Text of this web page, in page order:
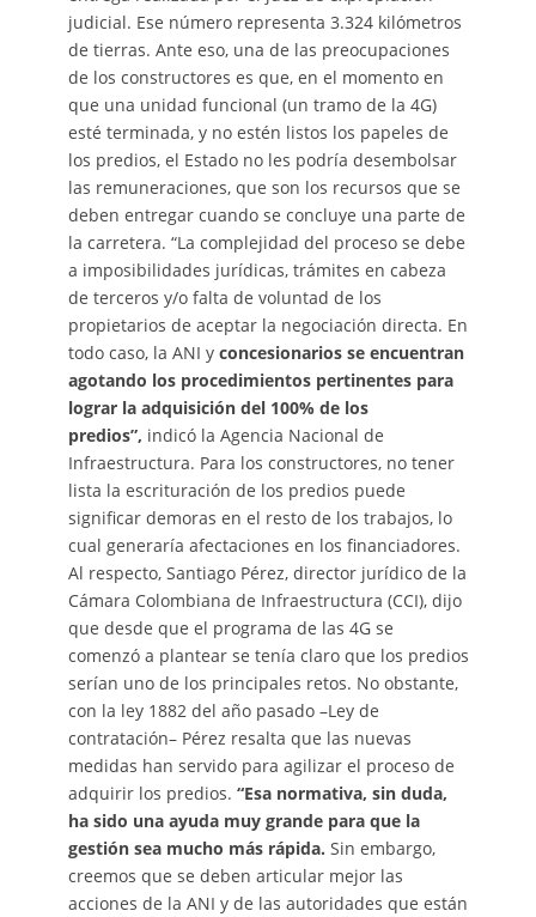
judicial. Ese número representa 3.324 kilómetros
de tierras. Ante eso, una de las preocupaciones
de los constructores es que, en el momento en
que una unidad funcional (un tramo de la 4G)
esté terminada, y no estén listos los papeles de
los predios, el Estado no les podría desembolsar
las remuneraciones, que son los recursos que se
deben entregar cuando se concluye una parte de
la carretera. “La complejidad del proceso se debe
a imposibilidades jurídicas, trámites en cabeza
de terceros y/o falta de voluntad de los
propietarios de aceptar la negociación directa. En
todo caso, la ANI yconcesionarios se encuentran
agotando los procedimientos pertinentes para
lograr la adquisición del 100% de los
predios”, indicó la Agencia Nacional de
Infraestructura. Para los constructores, no tener
lista la escrituración de los predios puede
significar demoras en el resto de los trabajos, lo
cual generaría afectaciones en los financiadores.
Al respecto, Santiago Pérez, director jurídico de la
Cámara Colombiana de Infraestructura (CCI), dijo
que desde que el programa de las 4G se
comenzó a plantear se tenía claro que los predios
serían uno de los principales retos. No obstante,
con la ley 1882 del año pasado –Ley de
contratación– Pérez resalta que las nuevas
medidas han servido para agilizar el proceso de
adquirir los predios. “Esa normativa, sin duda,
ha sido una ayuda muy grande para que la
gestión sea mucho más rápida. Sin embargo,
creemos que se deben articular mejor las
acciones de la ANI y de las autoridades que están